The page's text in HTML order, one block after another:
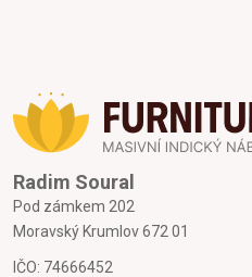
Radim Soural
Pod zámkem 202
Moravský Krumlov 672 01
IČO: 74666452